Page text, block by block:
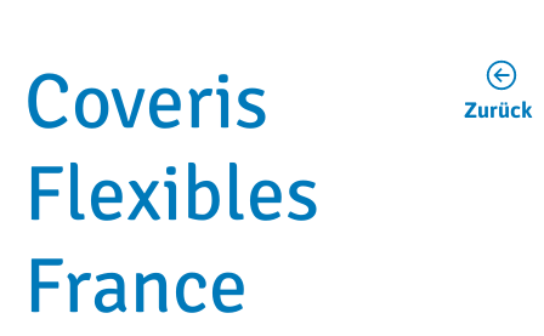
Coveris
Flexibles
France
Zurück